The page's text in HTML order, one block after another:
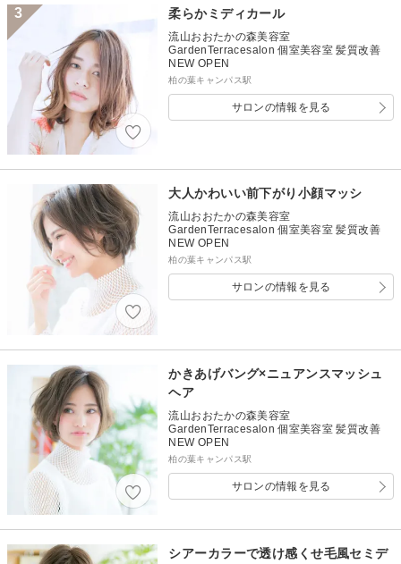
3 柔らかミディカール
流山おおたかの森美容室
GardenTerracesalon 個室美容室 髪質改善
NEW OPEN
柏の葉キャンパス駅
サロンの情報を見る
大人かわいい前下がり小顔マッシ
流山おおたかの森美容室
GardenTerracesalon 個室美容室 髪質改善
NEW OPEN
柏の葉キャンパス駅
サロンの情報を見る
かきあげバング×ニュアンスマッシュ
ヘア
流山おおたかの森美容室
GardenTerracesalon 個室美容室 髪質改善
NEW OPEN
柏の葉キャンパス駅
サロンの情報を見る
シアーカラーで透け感くせ毛風セミデ